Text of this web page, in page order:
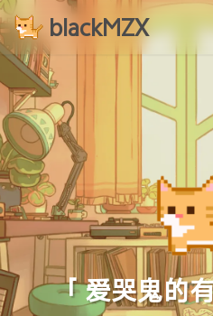
blackMZX
「 爱哭鬼的